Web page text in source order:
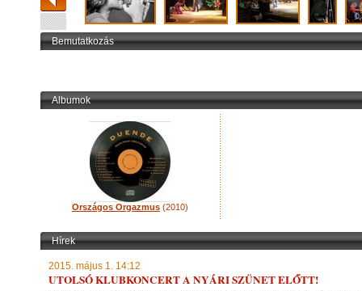
Bemutatkozás
Albumok
Országos Orgazmus (2010)
Hírek
2015. május 1. 14:12
UTOLSÓ KLUBKONCERT A NYÁRI SZÜNET ELŐTT!